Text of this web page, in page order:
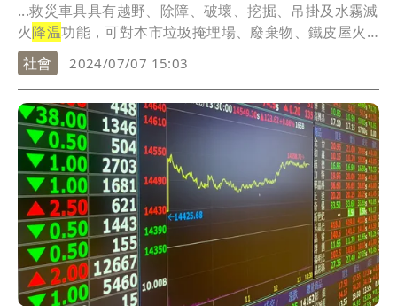
...救災車具具有越野、除障、破壞、挖掘、吊掛及水霧滅
火降温功能，可對本市垃圾掩埋場、廢棄物、鐵皮屋火
警及...
社會 2024/07/07 15:03